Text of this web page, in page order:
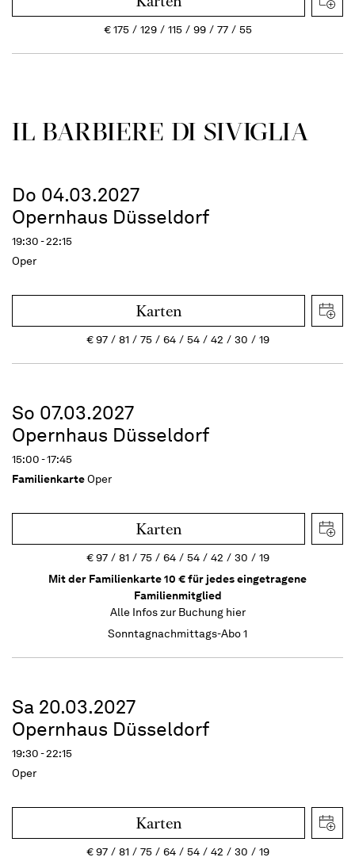
€175 129 115 99 77 55
IL BARBIERE DI SIVIGLIA
Do 04.03.2027
Opernhaus Düsseldorf
19:30 - 22:15
Oper
Karten
€97 81 75 64 54 42 30 19
So 07.03.2027
Opernhaus Düsseldorf
15:00 - 17:45
FamilienkarteOper
Karten
€97 81 75 64 54 42 30
19
Mit der Familienkarte 10 € für jedes eingetragene
Familienmitglied
Alle Infos zur Buchung hier
Sonntagnachmittags-Abo 1
Sa 20.03.2027
Opernhaus Düsseldorf
19:30 - 22:15
Oper
Karten
€97 81 75 64 54 42 30
19